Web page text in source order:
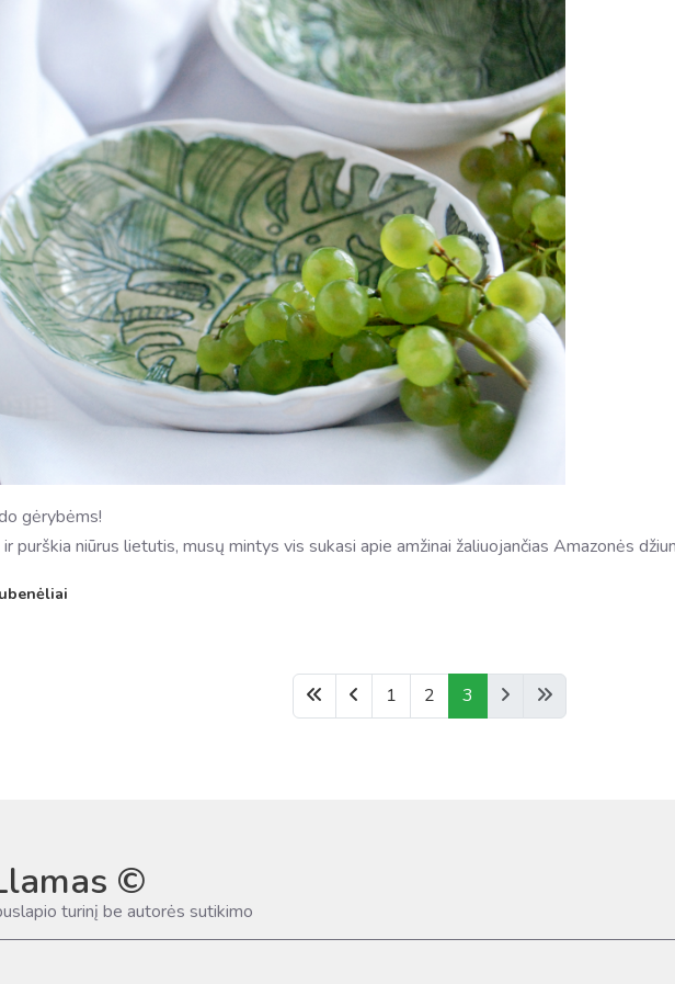
gėrybėms!
purškia niūrus lietutis, musų mintys vis sukasi apie amžinai žaliuojančias Amazonės
1 2 3
©
turinį be autorės sutikimo